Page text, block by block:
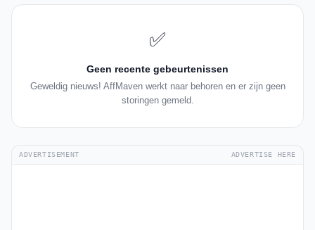
✅
Geen recente gebeurtenissen
Geweldig nieuws! AffMaven werkt naar behoren en er zijn geen
storingen gemeld.
ADVERTISEMENT ADVERTISE HERE